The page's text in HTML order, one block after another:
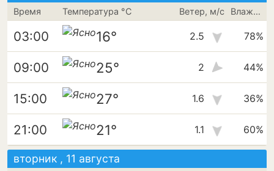
Время Температура °C Ветер, м/с Влажность
03:00 16° 2.5 78%
09:00 25° 2 44%
15:00 27° 1.6 36%
21:00 21° 1.1 60%
вторник , 11 августа